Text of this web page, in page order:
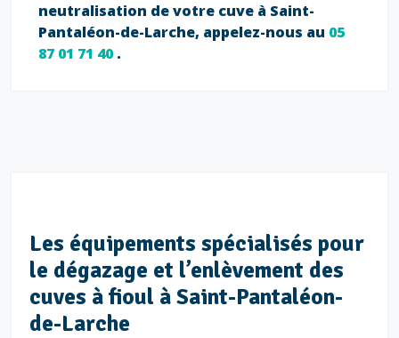
neutralisation de votre cuve à Saint-
Pantaléon-de-Larche, appelez-nous au 05
87 01 71 40.
Les équipements spécialisés pour
le dégazage et l’enlèvement des
cuves à fioul à Saint-Pantaléon-
de-Larche